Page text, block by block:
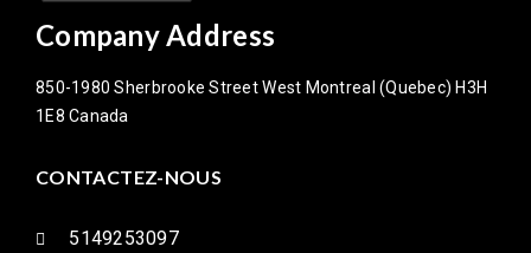
Company Address
850-1980 Sherbrooke Street West Montreal (Quebec) H3H
1E8 Canada
CONTACTEZ-NOUS
5149253097